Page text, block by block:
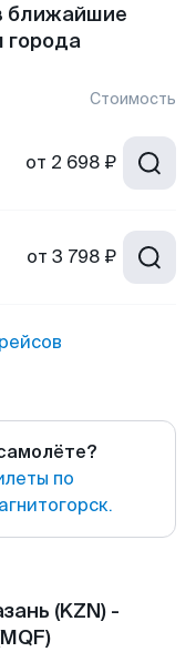
ближайшие
города
Стоимость
от 2 698 ₽
от 3 798 ₽
по
(KZN) -